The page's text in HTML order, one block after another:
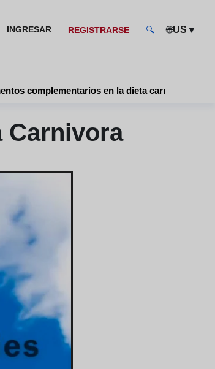
INGRESAR REGISTRARSE 🔍 🌐US ▼
complementarios en la dieta carnivora
Carnivora